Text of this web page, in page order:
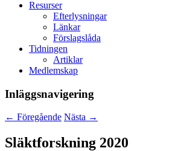
Resurser
Efterlysningar
Länkar
Förslagslåda
Tidningen
Artiklar
Medlemskap
Inläggsnavigering
← Föregående Nästa →
Släktforskning 2020